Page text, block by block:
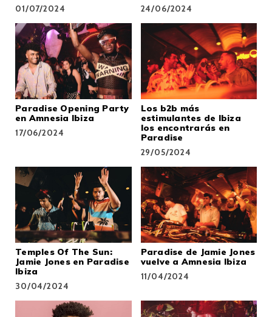
01/07/2024 24/06/2024
Paradise Opening Party
en Amnesia Ibiza
17/06/2024
Los b2b más
estimulantes de Ibiza
los encontrarás en
Paradise
29/05/2024
Temples Of The Sun:
Jamie Jones en Paradise
Ibiza
30/04/2024
Paradise de Jamie Jones
vuelve a Amnesia Ibiza
11/04/2024